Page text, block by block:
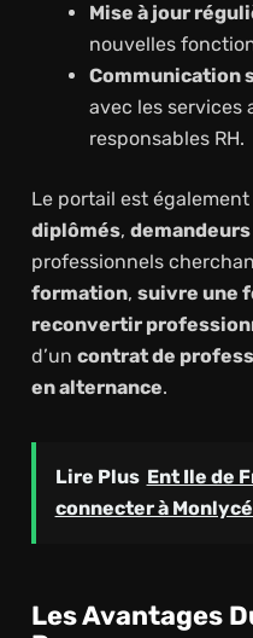
Mise à jour
nouvelles
Communication
avec les services
responsables RH.
Le portail est
diplômés, demandeurs
professionnels
formation, suivre une
reconvertir
d’un contrat de
en alternance.
Lire Plus Ent Ile de
connecter à
Les Avantages